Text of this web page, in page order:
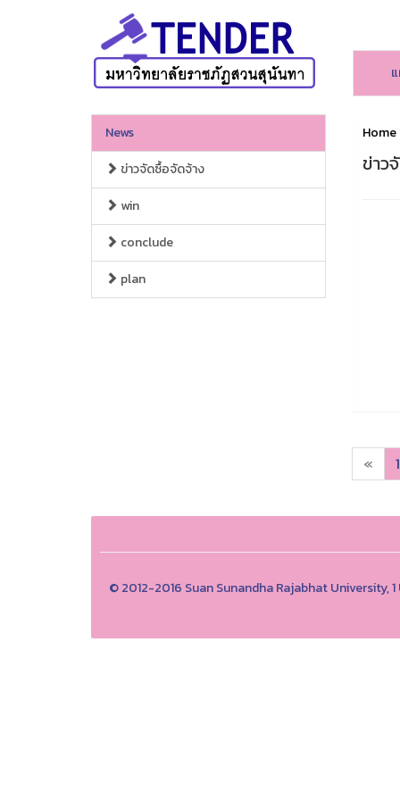
News
ข่าวจัดซื้อจัดจ้าง
win
conclude
plan
Home
ข่าว
« 1
© 2012-2016 Suan Sunandha Rajabhat University,